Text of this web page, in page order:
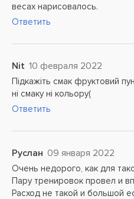
весах нарисовалось.
Ответить
Nit 10 февраля 2022
Підкажіть смак фруктовий
ні смаку ні кольору(
Ответить
Руслан 09 января 2022
Очень недорого, как для
Пару тренировок провел и
Расход не такой и большой